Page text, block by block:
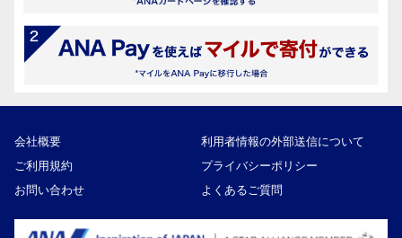
会社概要
利用者情報の外部送信について
ご利用規約
プライバシーポリシー
お問い合わせ
よくあるご質問